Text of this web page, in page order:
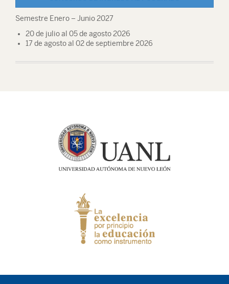
Semestre Enero – Junio 2027
20 de julio al 05 de agosto 2026
17 de agosto al 02 de septiembre 2026